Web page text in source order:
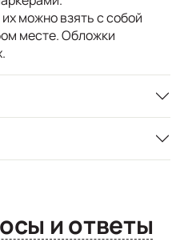
можно взять с собой
месте. Обложки
Вопросы и ответы